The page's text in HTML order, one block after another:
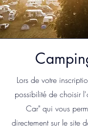
Lors de votre
possibilité de choisir
Car" qui vous
directement sur le site